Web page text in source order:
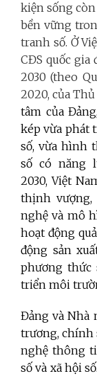
kiện sống
bền vững
tranh số. Ở
CĐS quốc gia
2030 (theo
2020, của
tâm của
kép vừa phát
số, vừa hình
số có năng
2030, Việt
thịnh
nghệ và mô
hoạt động
động sản
phương thức
triển môi
Đảng và Nhà
trương, chính
nghệ thông
số và xã hội